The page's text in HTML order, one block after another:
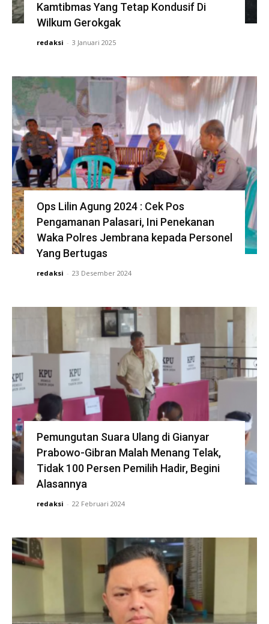
Kamtibmas Yang Tetap Kondusif Di
Wilkum Gerokgak
redaksi - 3 Januari 2025
Ops Lilin Agung 2024 : Cek Pos
Pengamanan Palasari, Ini Penekanan
Waka Polres Jembrana kepada Personel
Yang Bertugas
redaksi - 23 Desember 2024
Pemungutan Suara Ulang di Gianyar
Prabowo-Gibran Malah Menang Telak,
Tidak 100 Persen Pemilih Hadir, Begini
Alasannya
redaksi - 22 Februari 2024